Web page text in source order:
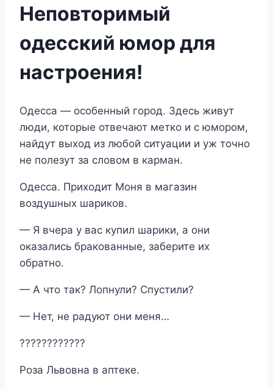
Неповторимый
одесский юмор для
настроения!
Одесса — особенный город. Здесь живут
люди, которые отвечают метко и с юмором,
найдут выход из любой ситуации и уж точно
не полезут за словом в карман.
Одесса. Приходит Моня в магазин
воздушных шариков.
— Я вчера у вас купил шарики, а они
оказались бракованные, заберите их
обратно.
— А что так? Лопнули? Спустили?
— Нет, не радуют они меня…
????????????
Роза Львовна в аптеке.